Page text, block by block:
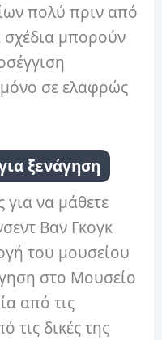
πολύ πριν από
σχέδια μπορούν
σε ελαφρώς
ξενάγηση
να μάθετε
Βαν Γκογκ
του μουσείου
στο Μουσείο
από τις
τις δικές της